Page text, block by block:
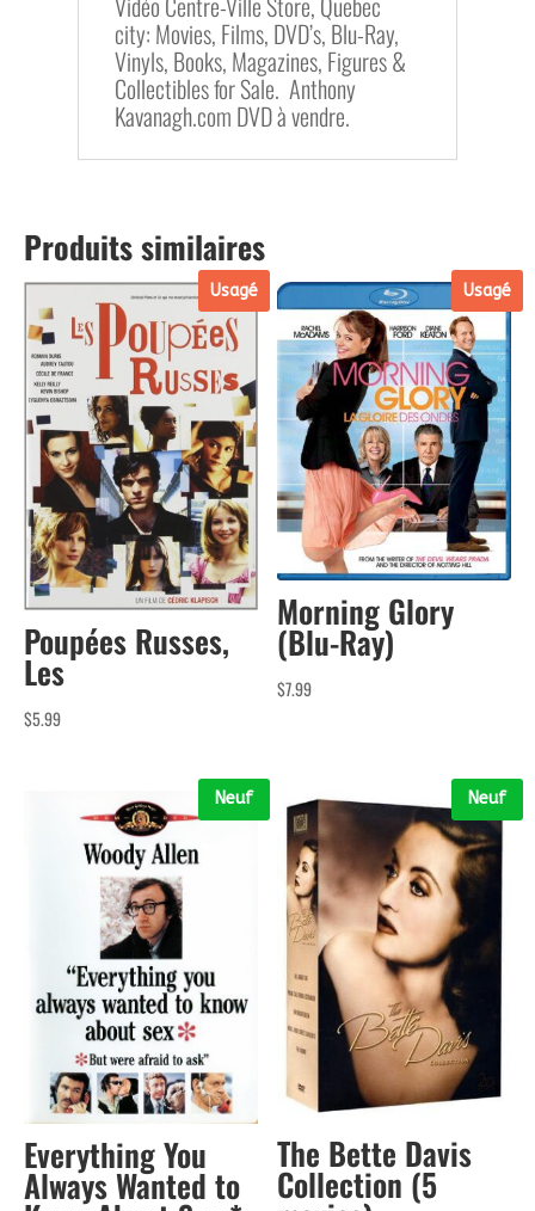
city: Movies, Films, DVD’s, Blu-Ray,
Vinyls, Books, Magazines, Figures &
Collectibles for Sale. Anthony
Kavanagh.com DVD à vendre.
Produits similaires
Usagé
Poupées Russes,
Les
$5.99
Usagé
Morning Glory
(Blu-Ray)
$7.99
Neuf
Everything You
Always Wanted to
Neuf
The Bette Davis
Collection (5